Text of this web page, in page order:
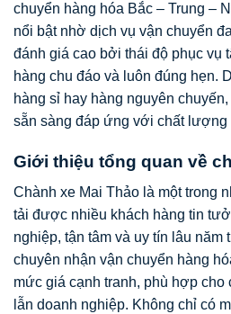
chuyển hàng hóa Bắc – Trung –
nổi bật nhờ dịch vụ vận chuyển
đánh giá cao bởi thái độ phục vụ
hàng chu đáo và luôn đúng hẹn.
hàng sỉ hay hàng nguyên
sẵn sàng đáp ứng với chất lượng
Giới thiệu tổng quan về
Chành xe Mai Thảo là một trong
tải được nhiều khách hàng tin
nghiệp, tận tâm và uy tín lâu
chuyên nhận vận chuyển hàng
mức giá cạnh tranh, phù hợp cho
lẫn doanh nghiệp. Không chỉ có